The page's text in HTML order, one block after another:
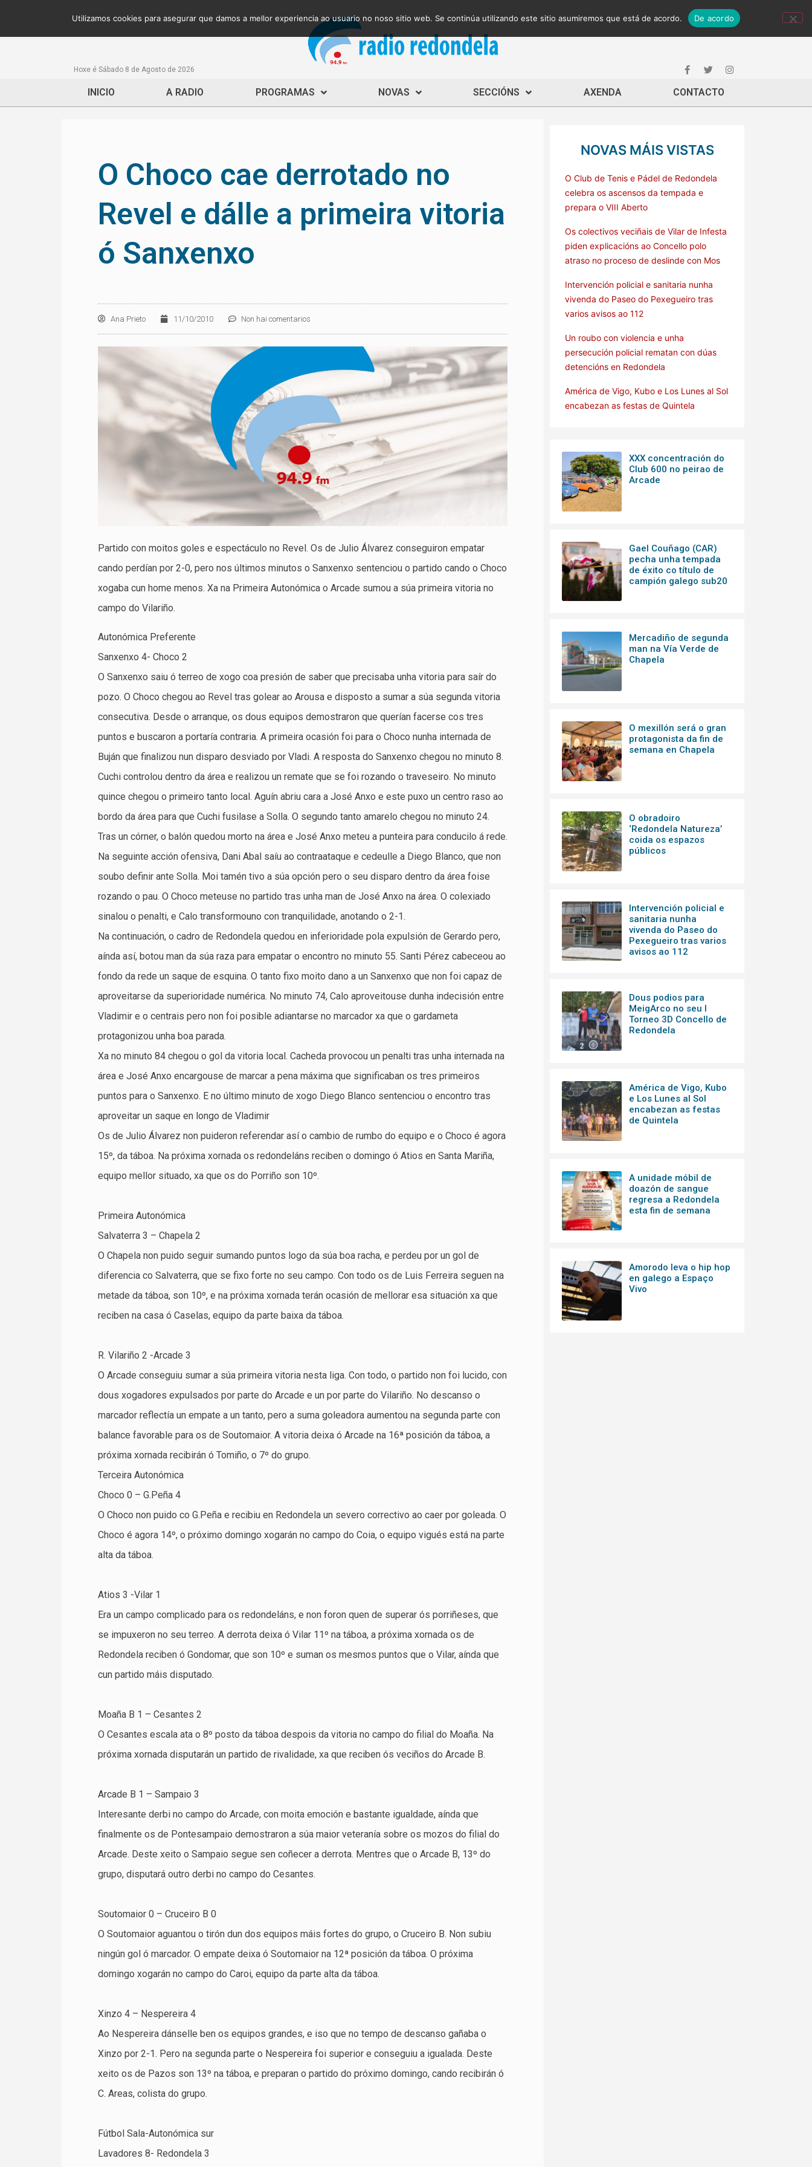
Hoxe é Sábado 8 de Agosto de 2026
INICIO A RADIO PROGRAMAS NOVAS SECCIÓNS AXENDA CONTACTO
O Choco cae derrotado no
Revel e dálle a primeira vitoria
ó Sanxenxo
Ana Prieto 11/10/2010 Non hai comentarios
Partido con moitos goles e espectáculo no Revel. Os de Julio Álvarez conseguiron empatar
cando perdían por 2-0, pero nos últimos minutos o Sanxenxo sentenciou o partido cando o Choco
xogaba cun home menos. Xa na Primeira Autonómica o Arcade sumou a súa primeira vitoria no
campo do Vilariño.
Autonómica Preferente
Sanxenxo 4- Choco 2
O Sanxenxo saiu ó terreo de xogo coa presión de saber que precisaba unha vitoria para saír do
pozo. O Choco chegou ao Revel tras golear ao Arousa e disposto a sumar a súa segunda vitoria
consecutiva. Desde o arranque, os dous equipos demostraron que querían facerse cos tres
puntos e buscaron a portaría contraria. A primeira ocasión foi para o Choco nunha internada de
Buján que finalizou nun disparo desviado por Vladi. A resposta do Sanxenxo chegou no minuto 8.
Cuchi controlou dentro da área e realizou un remate que se foi rozando o traveseiro. No minuto
quince chegou o primeiro tanto local. Aguín abriu cara a José Anxo e este puxo un centro raso ao
bordo da área para que Cuchi fusilase a Solla. O segundo tanto amarelo chegou no minuto 24.
Tras un córner, o balón quedou morto na área e José Anxo meteu a punteira para conducilo á rede.
Na seguinte acción ofensiva, Dani Abal saíu ao contraataque e cedeulle a Diego Blanco, que non
soubo definir ante Solla. Moi tamén tivo a súa opción pero o seu disparo dentro da área foise
rozando o pau. O Choco meteuse no partido tras unha man de José Anxo na área. O colexiado
sinalou o penalti, e Calo transformouno con tranquilidade, anotando o 2-1.
Na continuación, o cadro de Redondela quedou en inferioridade pola expulsión de Gerardo pero,
aínda así, botou man da súa raza para empatar o encontro no minuto 55. Santi Pérez cabeceou ao
fondo da rede un saque de esquina. O tanto fixo moito dano a un Sanxenxo que non foi capaz de
aproveitarse da superioridade numérica. No minuto 74, Calo aproveitouse dunha indecisión entre
Vladimir e o centrais pero non foi posible adiantarse no marcador xa que o gardameta
protagonizou unha boa parada.
Xa no minuto 84 chegou o gol da vitoria local. Cacheda provocou un penalti tras unha internada na
área e José Anxo encargouse de marcar a pena máxima que significaban os tres primeiros
puntos para o Sanxenxo. E no último minuto de xogo Diego Blanco sentenciou o encontro tras
aproveitar un saque en longo de Vladimir
Os de Julio Álvarez non puideron referendar así o cambio de rumbo do equipo e o Choco é agora
15º, da táboa. Na próxima xornada os redondeláns reciben o domingo ó Atios en Santa Mariña,
equipo mellor situado, xa que os do Porriño son 10º.
Primeira Autonómica
Salvaterra 3 – Chapela 2
O Chapela non puido seguir sumando puntos logo da súa boa racha, e perdeu por un gol de
diferencia co Salvaterra, que se fixo forte no seu campo. Con todo os de Luis Ferreira seguen na
metade da táboa, son 10º, e na próxima xornada terán ocasión de mellorar esa situación xa que
reciben na casa ó Caselas, equipo da parte baixa da táboa.
R. Vilariño 2 -Arcade 3
O Arcade conseguiu sumar a súa primeira vitoria nesta liga. Con todo, o partido non foi lucido, con
dous xogadores expulsados por parte do Arcade e un por parte do Vilariño. No descanso o
marcador reflectía un empate a un tanto, pero a suma goleadora aumentou na segunda parte con
balance favorable para os de Soutomaior. A vitoria deixa ó Arcade na 16ª posición da táboa, a
próxima xornada recibirán ó Tomiño, o 7º do grupo.
Terceira Autonómica
Choco 0 – G.Peña 4
O Choco non puido co G.Peña e recibiu en Redondela un severo correctivo ao caer por goleada. O
Choco é agora 14º, o próximo domingo xogarán no campo do Coia, o equipo vigués está na parte
alta da táboa.
Atios 3 -Vilar 1
Era un campo complicado para os redondeláns, e non foron quen de superar ós porriñeses, que
se impuxeron no seu terreo. A derrota deixa ó Vilar 11º na táboa, a próxima xornada os de
Redondela reciben ó Gondomar, que son 10º e suman os mesmos puntos que o Vilar, aínda que
cun partido máis disputado.
Moaña B 1 – Cesantes 2
O Cesantes escala ata o 8º posto da táboa despois da vitoria no campo do filial do Moaña. Na
próxima xornada disputarán un partido de rivalidade, xa que reciben ós veciños do Arcade B.
Arcade B 1 – Sampaio 3
Interesante derbi no campo do Arcade, con moita emoción e bastante igualdade, aínda que
finalmente os de Pontesampaio demostraron a súa maior veteranía sobre os mozos do filial do
Arcade. Deste xeito o Sampaio segue sen coñecer a derrota. Mentres que o Arcade B, 13º do
grupo, disputará outro derbi no campo do Cesantes.
Soutomaior 0 – Cruceiro B 0
O Soutomaior aguantou o tirón dun dos equipos máis fortes do grupo, o Cruceiro B. Non subiu
ningún gol ó marcador. O empate deixa ó Soutomaior na 12ª posición da táboa. O próxima
domingo xogarán no campo do Caroi, equipo da parte alta da táboa.
Xinzo 4 – Nespereira 4
Ao Nespereira dánselle ben os equipos grandes, e iso que no tempo de descanso gañaba o
Xinzo por 2-1. Pero na segunda parte o Nespereira foi superior e conseguiu a igualada. Deste
xeito os de Pazos son 13º na táboa, e preparan o partido do próximo domingo, cando recibirán ó
C. Areas, colista do grupo.
Fútbol Sala-Autonómica sur
Lavadores 8- Redondela 3
NOVAS MÁIS VISTAS
O Club de Tenis e Pádel de Redondela
celebra os ascensos da tempada e
prepara o VIII Aberto
Os colectivos veciñais de Vilar de Infesta
piden explicacións ao Concello polo
atraso no proceso de deslinde con Mos
Intervención policial e sanitaria nunha
vivenda do Paseo do Pexegueiro tras
varios avisos ao 112
Un roubo con violencia e unha
persecución policial rematan con dúas
detencións en Redondela
América de Vigo, Kubo e Los Lunes al Sol
encabezan as festas de Quintela
XXX concentración do
Club 600 no peirao de
Arcade
Gael Couñago (CAR)
pecha unha tempada
de éxito co título de
campión galego sub20
Mercadiño de segunda
man na Vía Verde de
Chapela
O mexillón será o gran
protagonista da fin de
semana en Chapela
O obradoiro
‘Redondela Natureza’
coida os espazos
públicos
Intervención policial e
sanitaria nunha
vivenda do Paseo do
Pexegueiro tras varios
avisos ao 112
Dous podios para
MeigArco no seu I
Torneo 3D Concello de
Redondela
América de Vigo, Kubo
e Los Lunes al Sol
encabezan as festas
de Quintela
A unidade móbil de
doazón de sangue
regresa a Redondela
esta fin de semana
Amorodo leva o hip hop
en galego a Espaço
Vivo
Utilizamos cookies para asegurar que damos a mellor experiencia ao usuario no noso sitio web. Se continúa utilizando este sitio asumiremos que está de acordo. De acordo